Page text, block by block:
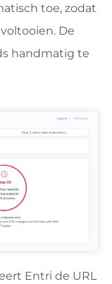
toe, zodat
De
handmatig te
Entri de URL